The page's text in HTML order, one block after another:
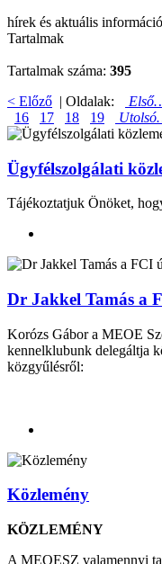
hírek és aktuális
Tartalmak
Tartalmak száma: 395
< Előző | Oldalak:
16
17 18 19
Ügyfélszolgálati
Tájékoztatjuk Önöket,
Dr Jakkel Tamás a
Korózs Gábor a MEOE
kennelklubunk delegáltja
közgyűlésről:
Közlemény
KÖZLEMÉNY
A MEOESZ valamennyi